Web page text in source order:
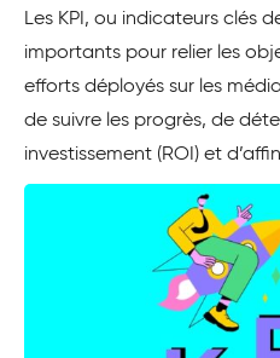
Les KPI, ou indicateurs clés
importants pour relier les
efforts déployés sur les
de suivre les progrès, de
investissement (ROI) et